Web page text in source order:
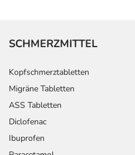
SCHMERZMITTEL
Kopfschmerztabletten
Migräne Tabletten
ASS Tabletten
Diclofenac
Ibuprofen